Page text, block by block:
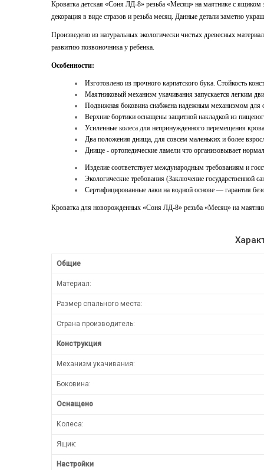
Кроватка детская «Соня ЛД-8» резьба «Месяц» на маятнике с
декорация в виде стразов и резьба месяц. Данные детали заметно
Произведено из натуральных экологически чистых древесных
развитию позвоночника у ребенка.
Особенности:
Изготовлено из прочного карпатского бука. Стойкость
Маятниковый механизм укачивания запускается легким
Подвижная боковина снабжена надежным механизмом для
Верхние бортики оснащены защитной накладкой из
Усиленные колеса для непринужденного перемещения
Два положения днища, для совсем маленьких и более
Днище - ортопедические ламели что организовывает
Изделие соответствует международным требованиям и
Экологические требования (Заключение государственной
Сертифицированные лаки на водной основе — гарантия
Кроватка для новорожденных «Соня ЛД-8» резьба «Месяц» на
Общие
Материал:
Размер спального места:
Страна производитель:
Конструкция
Механизм укачивания:
Боковина:
Оснащено
Колеса:
Ящик:
Настройки